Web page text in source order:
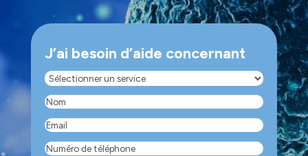
J’ai besoin d’aide concernant
Sélectionner
un
service(Nécessaire)
Nom
Email
Numéro